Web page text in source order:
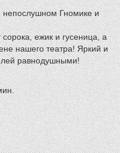
непослушном Гномике и
ежик и гусеница, а
нашего театра! Яркий и
равнодушными!